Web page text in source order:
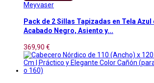
Meyvaser
Pack de 2 Sillas Tapizadas en Tela Azul
Acabado Negro, Asiento y...
369,90 €